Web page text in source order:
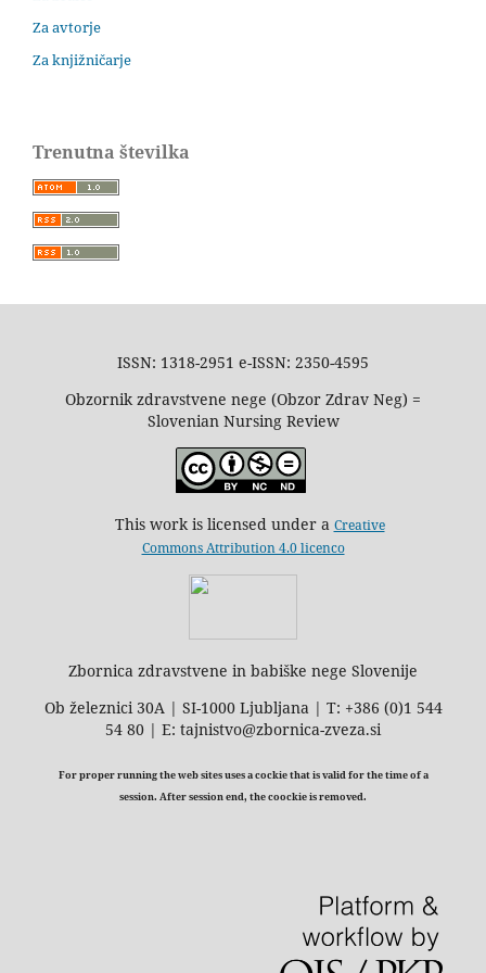
Za avtorje
Za knjižničarje
Trenutna številka
ISSN: 1318-2951 e-ISSN: 2350-4595
Obzornik zdravstvene nege (Obzor Zdrav Neg) =
Slovenian Nursing Review
This work is licensed under a Creative
Commons Attribution 4.0 licenco
Zbornica zdravstvene in babiške nege Slovenije
Ob železnici 30A | SI-1000 Ljubljana | T: +386 (0)1 544
54 80 | E: tajnistvo@zbornica-zveza.si
For proper running the web sites uses a cockie that is valid for the time of a
session. After session end, the coockie is removed.